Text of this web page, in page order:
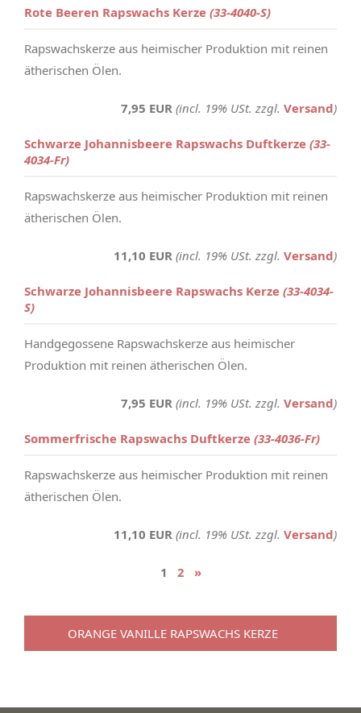
Rote Beeren Rapswachs Kerze (33-4040-S)
Rapswachskerze aus heimischer Produktion mit reinen
ätherischen Ölen.
7,95 EUR (incl. 19% USt. zzgl. Versand)
Schwarze Johannisbeere Rapswachs Duftkerze (33-
4034-Fr)
Rapswachskerze aus heimischer Produktion mit reinen
ätherischen Ölen.
11,10 EUR (incl. 19% USt. zzgl. Versand)
Schwarze Johannisbeere Rapswachs Kerze (33-4034-
S)
Handgegossene Rapswachskerze aus heimischer
Produktion mit reinen ätherischen Ölen.
7,95 EUR (incl. 19% USt. zzgl. Versand)
Sommerfrische Rapswachs Duftkerze (33-4036-Fr)
Rapswachskerze aus heimischer Produktion mit reinen
ätherischen Ölen.
11,10 EUR (incl. 19% USt. zzgl. Versand)
1 2 »
ORANGE VANILLE RAPSWACHS KERZE